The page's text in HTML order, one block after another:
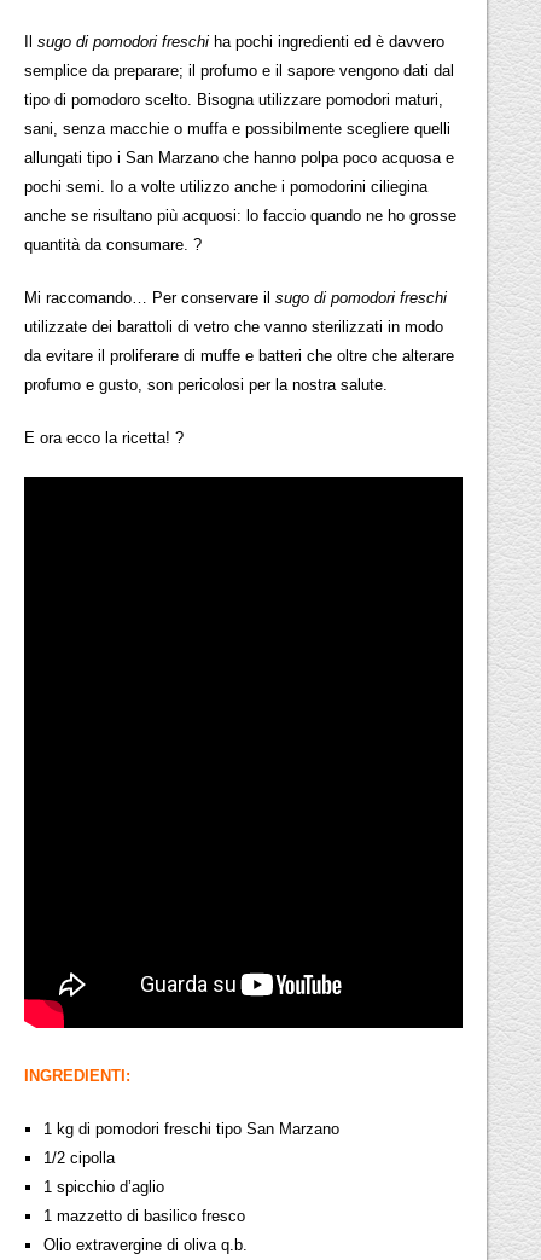
Ilsugo di pomodori freschi ha pochi ingredienti ed è davvero
semplice da preparare; il profumo e il sapore vengono dati dal
tipo di pomodoro scelto. Bisogna utilizzare pomodori maturi,
sani, senza macchie o muffa e possibilmente scegliere quelli
allungati tipo i San Marzano che hanno polpa poco acquosa e
pochi semi. Io a volte utilizzo anche i pomodorini ciliegina
anche se risultano più acquosi: lo faccio quando ne ho grosse
quantità da consumare. ?
Mi raccomando… Per conservare ilsugo di pomodori freschi
utilizzate dei barattoli di vetro che vanno sterilizzati in modo
da evitare il proliferare di muffe e batteri che oltre che alterare
profumo e gusto, son pericolosi per la nostra salute.
E ora ecco la ricetta! ?
INGREDIENTI:
1 kg di pomodori freschi tipo San Marzano
1/2 cipolla
1 spicchio d’aglio
1 mazzetto di basilico fresco
Olio extravergine di oliva q.b.